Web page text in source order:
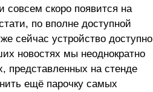
совсем скоро появится на
по вполне доступной
сейчас устройство доступно
новостях мы неоднократно
представленных на стенде
ещё парочку самых